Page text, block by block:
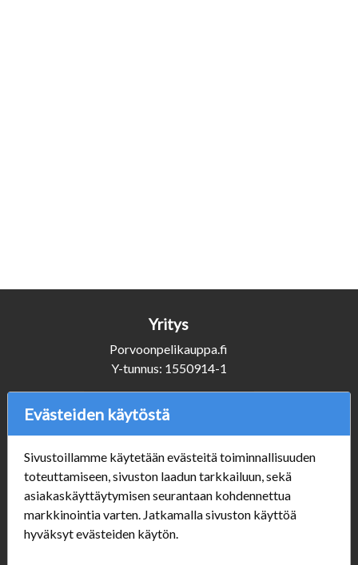
Yritys
Porvoonpelikauppa.fi
Y-tunnus: 1550914-1
Asiakaspalvelu
+358 (0)50 3231920
info@porvoonpelikauppa.fi
Seuraa Meitä
Evästeiden käytöstä
Sivustoillamme käytetään evästeitä toiminnallisuuden
toteuttamiseen, sivuston laadun tarkkailuun, sekä
asiakaskäyttäytymisen seurantaan kohdennettua
markkinointia varten. Jatkamalla sivuston käyttöä
hyväksyt evästeiden käytön.